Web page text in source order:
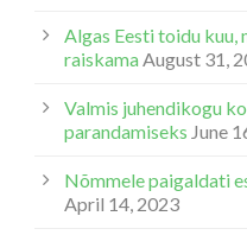
Algas Eesti toidu kuu,
raiskama August 31,
Valmis juhendikogu
parandamiseks June
Nõmmele paigaldati
April 14, 2023